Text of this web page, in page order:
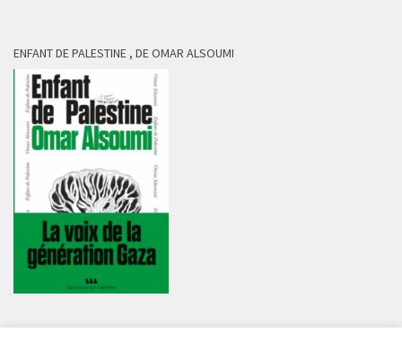
ENFANT DE PALESTINE , DE OMAR ALSOUMI